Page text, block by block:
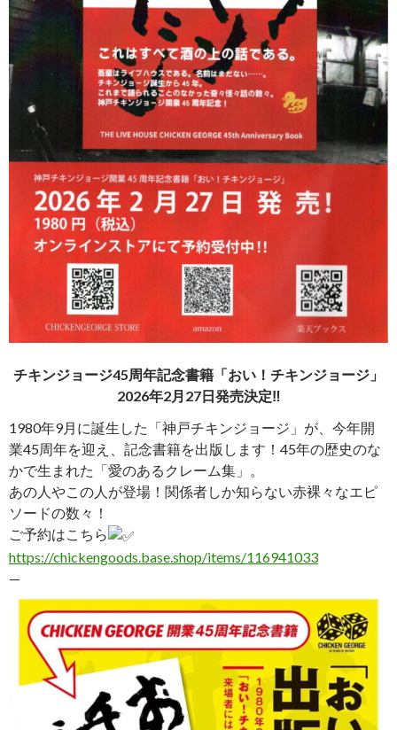
チキンジョージ45周年記念書籍「おい！チキンジョージ」
2026年2月27日発売決定‼︎
1980年9月に誕生した「神戸チキンジョージ」が、今年開
業45周年を迎え、記念書籍を出版します！45年の歴史のな
かで生まれた「愛のあるクレーム集」。
あの人やこの人が登場！関係者しか知らない赤裸々なエピ
ソードの数々！
ご予約はこちら
https://chickengoods.base.shop/items/116941033
—